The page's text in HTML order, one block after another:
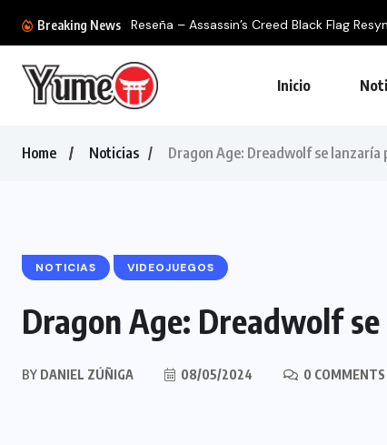
Breaking News Reseña – Assassin’s Creed Black Flag
Inicio
Home Noticias Dragon Age: Dreadwolf se lanzaría
NOTICIAS VIDEOJUEGOS
Dragon Age: Dreadwolf
BY DANIEL ZÚÑIGA 08/05/2024 0 COMMENTS